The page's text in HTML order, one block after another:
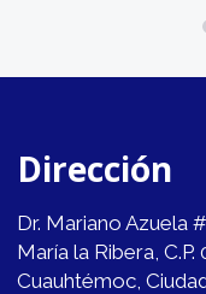
Dirección
Dr. Mariano Azuela
María la Ribera,
Cuauhtémoc,